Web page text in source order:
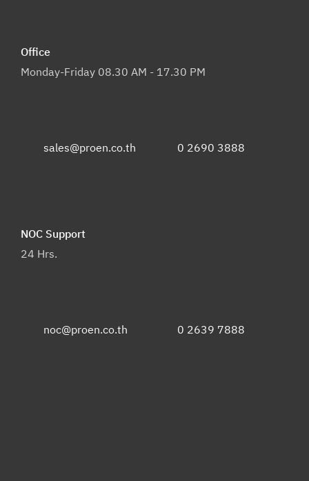
Office
Monday-Friday 08.30 AM - 17.30 PM
sales@proen.co.th 0 2690 3888
NOC Support
24 Hrs.
noc@proen.co.th 0 2639 7888